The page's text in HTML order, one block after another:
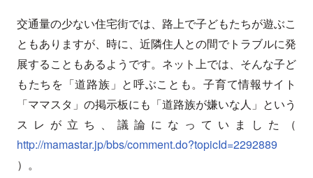
交通量の少ない住宅街では、路上で子どもたちが遊ぶこ
ともありますが、時に、近隣住人との間でトラブルに発
展することもあるようです。ネット上では、そんな子ど
もたちを「道路族」と呼ぶことも。子育て情報サイト
「ママスタ」の掲示板にも「道路族が嫌いな人」という
スレが立ち、議論になっていました（
http://mamastar.jp/bbs/comment.do?topicId=2292889
）。